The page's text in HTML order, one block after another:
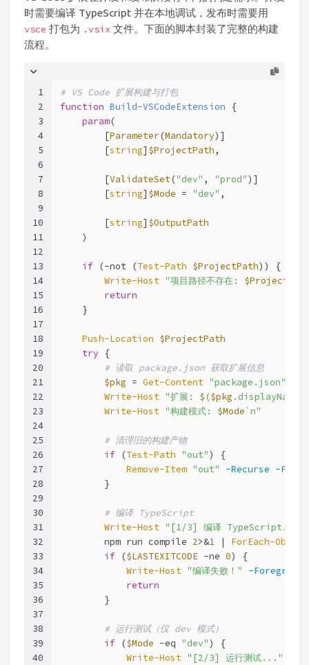
时需要编译 TypeScript 并在本地调试，发布时需要用
vsce 打包为 .vsix 文件。下面的脚本封装了完整的构建
流程。
1
2
3
4
5
6
7
8
9
10
11
12
13
14
15
16
17
18
19
20
21
22
23
24
25
26
27
28
29
30
31
32
33
34
35
36
37
38
39
40
# VS Code 扩展构建与打包
function Build-VSCodeExtension {
param(
        [
Parameter (Mandatory)]
        [
string] $ProjectPath,
        [
ValidateSet("dev" , "prod")]
        [
string] $Mode = "dev" ,
        [
string] $OutputPath
    )
if (-not (Test-Path $ProjectPath)) {
Write-Host "项目路径不存在:
return
    }
Push-Location $ProjectPath
try {
# 读取 package.json 获取扩展信息
$pkg = Get-Content "package.json"
Write-Host "扩展: $ ($pkg .displayName)
Write-Host "构建模式: $Mode`n"
# 清理旧的构建产物
if (Test-Path "out") {
Remove-Item "out" -Recurse -Force
        }
# 编译 TypeScript
Write-Host "[1/3] 编译 TypeScript..."
        npm run compile
2>&1 | ForEach-Object
if ($LASTEXITCODE -ne 0) {
Write-Host "编译失败！"
-
return
        }
# 运行测试（仅 dev 模式）
if ($Mode -eq "dev") {
Write-Host "[2/3] 运行测试..."